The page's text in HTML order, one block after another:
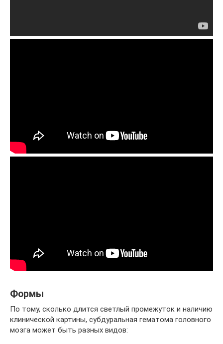
Формы
По тому, сколько длится светлый промежуток и наличию
клинической картины, субдуральная гематома головного
мозга может быть разных видов: